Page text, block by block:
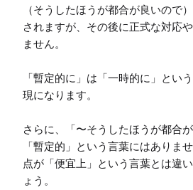
（そうしたほうが都合が良いので
されますが、その後に正式な対応
ません。
「暫定的に」は「一時的に」とい
現になります。
さらに、「〜そうしたほうが都合
「暫定的」という言葉にはありま
点が「便宜上」という言葉とは違